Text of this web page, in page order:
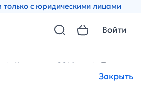
с юридическими лицами
Закрыть
Войти
Новости за 2016 год Пионер